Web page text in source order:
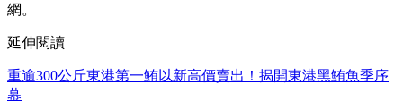
網。
延伸閱讀
重逾300公斤東港第一鮪以新高價賣出！揭開東港黑鮪魚季序
幕